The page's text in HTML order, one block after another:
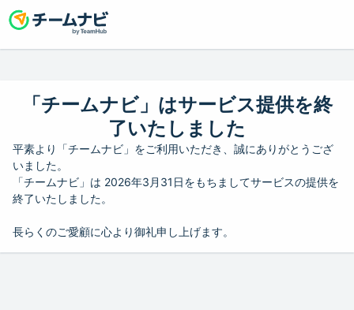
「チームナビ」はサービス提供を終
了いたしました
平素より「チームナビ」をご利用いただき、誠にありがとうござ
いました。
「チームナビ」は 2026年3月31日をもちましてサービスの提供を
終了いたしました。
長らくのご愛顧に心より御礼申し上げます。